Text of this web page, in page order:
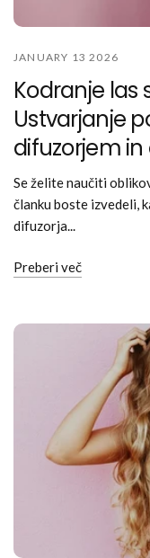
JANUARY 13 2026
Kodranje las
Ustvarjanje
difuzorjem
Se želite naučiti
članku boste izvedeli,
difuzorja...
Preberi več